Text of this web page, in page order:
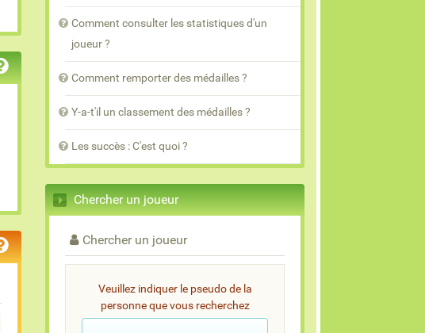
Comment consulter les statistiques d'un
joueur ?
Comment remporter des médailles ?
Y-a-t'il un classement des médailles ?
Les succès : C'est quoi ?
Chercher un joueur
Chercher un joueur
Veuillez indiquer le pseudo de la
personne que vous recherchez